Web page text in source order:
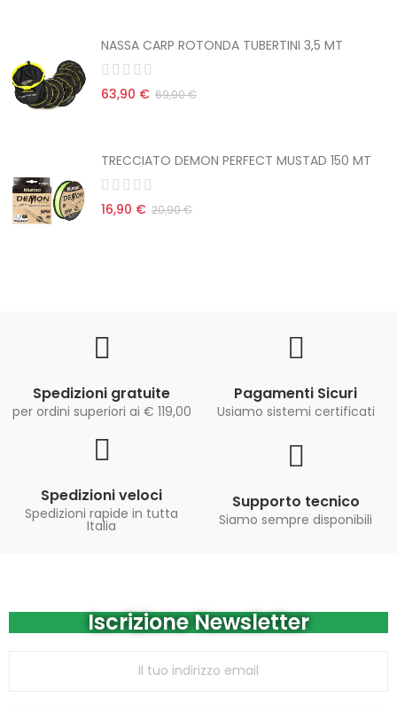
NASSA CARP ROTONDA TUBERTINI 3,5 MT
63,90 € 69,90 €
TRECCIATO DEMON PERFECT MUSTAD 150 MT
16,90 € 20,90 €
Spedizioni gratuite
per ordini superiori ai € 119,00
Pagamenti Sicuri
Usiamo sistemi certificati
Spedizioni veloci
Spedizioni rapide in tutta
Italia
Supporto tecnico
Siamo sempre disponibili
Iscrizione Newsletter